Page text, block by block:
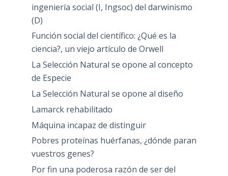
ingeniería social (I, Ingsoc) del darwinismo
(D)
Función social del científico: ¿Qué es la
ciencia?, un viejo artículo de Orwell
La Selección Natural se opone al concepto
de Especie
La Selección Natural se opone al diseño
Lamarck rehabilitado
Máquina incapaz de distinguir
Pobres proteínas huérfanas, ¿dónde paran
vuestros genes?
Por fin una poderosa razón de ser del